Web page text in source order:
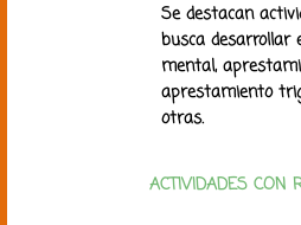
Se destacan
busca desarrollar
mental,
aprestamiento
otras.
ACTIVIDADES CON